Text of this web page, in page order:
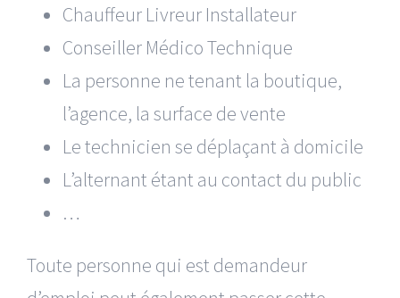
Chauffeur Livreur Installateur
Conseiller Médico Technique
La personne ne tenant la boutique,
l’agence, la surface de vente
Le technicien se déplaçant à domicile
L’alternant étant au contact du public
…
Toute personne qui est demandeur